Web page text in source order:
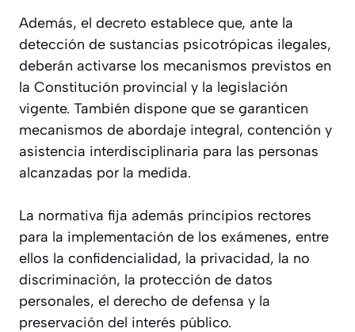
Además, el decreto establece que, ante la
detección de sustancias psicotrópicas ilegales,
deberán activarse los mecanismos previstos en
la Constitución provincial y la legislación
vigente. También dispone que se garanticen
mecanismos de abordaje integral, contención y
asistencia interdisciplinaria para las personas
alcanzadas por la medida.
La normativa fija además principios rectores
para la implementación de los exámenes, entre
ellos la confidencialidad, la privacidad, la no
discriminación, la protección de datos
personales, el derecho de defensa y la
preservación del interés público.